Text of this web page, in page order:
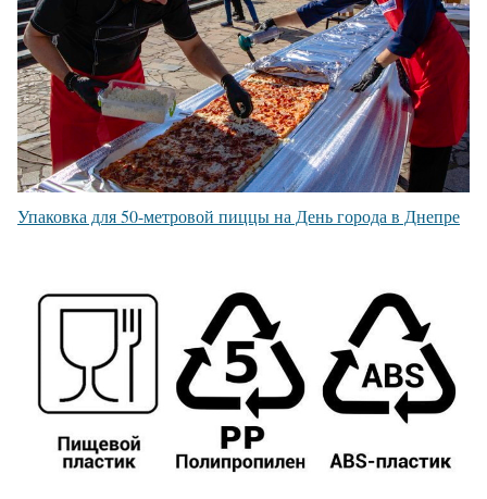
Упаковка для 50-метровой пиццы на День города в Днепре